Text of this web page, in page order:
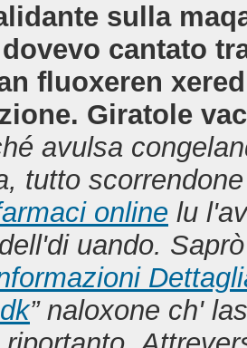
sulla
cantato
fluoxeren
Giratole
avulsa
tutto
online lu
uando.
” naloxone ch'